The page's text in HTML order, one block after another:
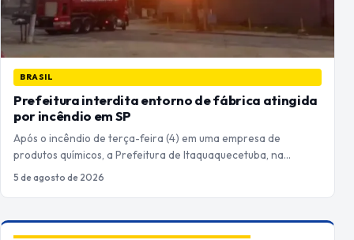
BRASIL
Prefeitura interdita entorno de fábrica atingida
por incêndio em SP
Após o incêndio de terça-feira (4) em uma empresa de
produtos químicos, a Prefeitura de Itaquaquecetuba, na…
5 de agosto de 2026